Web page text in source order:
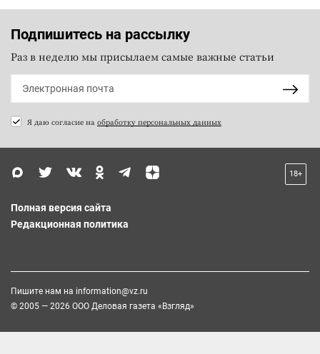
Подпишитесь на рассылку
Раз в неделю мы присылаем самые важные статьи
Я даю согласие на обработку персональных данных
18+
Полная версия сайта
Редакционная политика
Пишите нам на information@vz.ru
© 2005 — 2026 ООО Деловая газета «Взгляд»